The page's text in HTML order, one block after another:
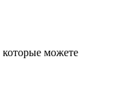
можете